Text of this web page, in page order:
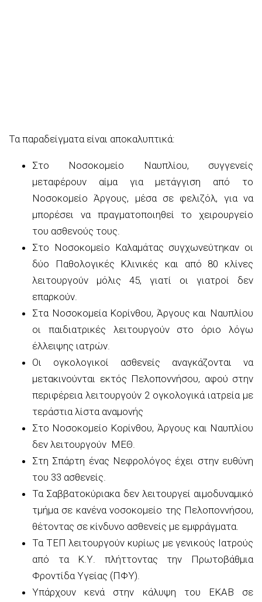
Τα παραδείγματα είναι αποκαλυπτικά:
Στο Νοσοκομείο Ναυπλίου, συγγενείς
μεταφέρουν αίμα για μετάγγιση από το
Νοσοκομείο Άργους, μέσα σε φελιζόλ, για να
μπορέσει να πραγματοποιηθεί το χειρουργείο
του ασθενούς τους.
Στο Νοσοκομείο Καλαμάτας συγχωνεύτηκαν οι
δύο Παθολογικές Κλινικές και από 80 κλίνες
λειτουργούν μόλις 45, γιατί οι γιατροί δεν
επαρκούν.
Στα Νοσοκομεία Κορίνθου, Άργους και Ναυπλίου
οι παιδιατρικές λειτουργούν στο όριο λόγω
έλλειψης ιατρών.
Οι ογκολογικοί ασθενείς αναγκάζονται να
μετακινούνται εκτός Πελοποννήσου, αφού στην
περιφέρεια λειτουργούν 2 ογκολογικά ιατρεία με
τεράστια λίστα αναμονής
Στο Νοσοκομείο Κορίνθου, Άργους και Ναυπλίου
δεν λειτουργούν ΜΕΘ.
Στη Σπάρτη ένας Νεφρολόγος έχει στην ευθύνη
του 33 ασθενείς.
Τα Σαββατοκύριακα δεν λειτουργεί αιμοδυναμικό
τμήμα σε κανένα νοσοκομείο της Πελοποννήσου,
θέτοντας σε κίνδυνο ασθενείς με εμφράγματα.
Τα ΤΕΠ λειτουργούν κυρίως με γενικούς Ιατρούς
από τα Κ.Υ. πλήττοντας την Πρωτοβάθμια
Φροντίδα Υγείας (ΠΦΥ).
Υπάρχουν κενά στην κάλυψη του ΕΚΑΒ σε